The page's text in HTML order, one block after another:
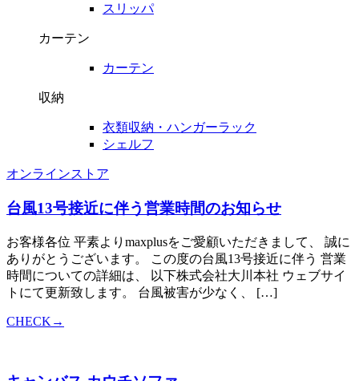
スリッパ
カーテン
カーテン
収納
衣類収納・ハンガーラック
シェルフ
オンラインストア
台風13号接近に伴う営業時間のお知らせ
お客様各位 平素よりmaxplusをご愛顧いただきまして、 誠に
ありがとうございます。 この度の台風13号接近に伴う 営業
時間についての詳細は、 以下株式会社大川本社 ウェブサイ
トにて更新致します。 台風被害が少なく、 […]
CHECK→